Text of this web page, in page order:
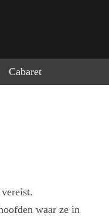
Cabaret
waar ze in